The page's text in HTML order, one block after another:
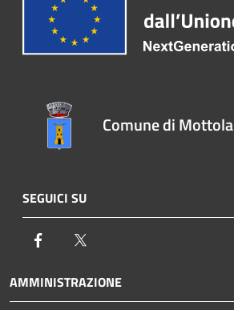
Comune di Mottola
SEGUICI SU
Facebook
AMMINISTRAZIONE